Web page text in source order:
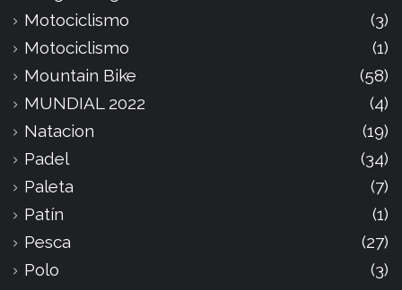
Motociclismo
(3)
Motociclismo
(1)
Mountain Bike
(58)
MUNDIAL 2022
(4)
Natacion
(19)
Padel
(34)
Paleta
(7)
Patín
(1)
Pesca
(27)
Polo
(3)